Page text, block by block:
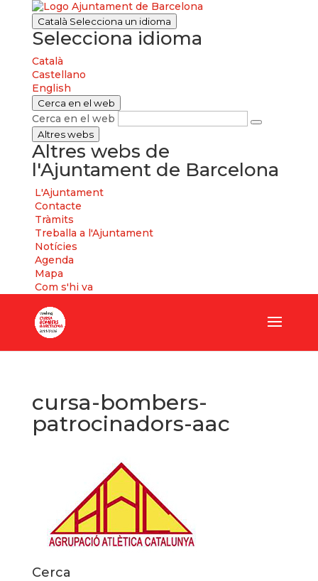
Català Selecciona un idioma
Selecciona idioma
Català
Castellano
English
Cerca en el web
Cerca en el web
Altres webs
Altres webs de
l'Ajuntament de Barcelona
L'Ajuntament
Contacte
Tràmits
Treballa a l'Ajuntament
Notícies
Agenda
Mapa
Com s'hi va
cursa-bombers-
patrocinadors-aac
Cerca